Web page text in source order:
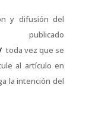
y difusión del
toda vez que se
al artículo en
la intención del